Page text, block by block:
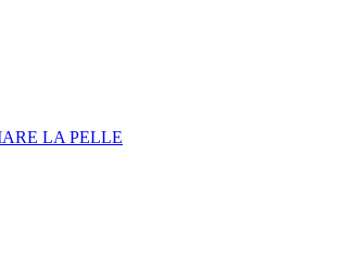
LA PELLE